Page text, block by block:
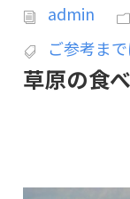
admin
ご参考ま
草原の食